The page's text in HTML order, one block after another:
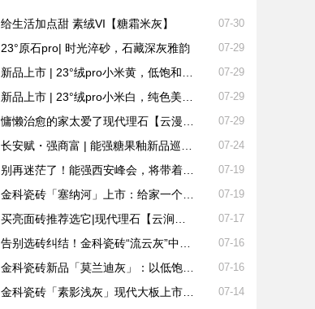
给生活加点甜 素绒VI【糖霜米灰】 07-30
23°原石pro| 时光淬砂，石藏深灰雅韵 07-29
07-29
07-29
07-29
07-24
07-19
07-19
07-17
07-16
07-16
07-14